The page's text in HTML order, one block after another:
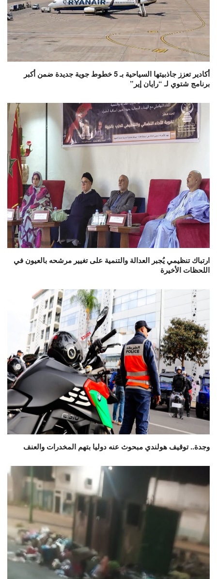
أكادير تعزز جاذبيتها السياحية بـ 5 خطوط جوية جديدة ضمن أكبر
برنامج شتوي لـ “رايان إير”
ارتباك تنظيمي يُجبر العدالة والتنمية على تغيير مرشحه بالعيون في
اللحظات الأخيرة
وجدة.. توقيف هولندي مبحوث عنه دوليا بتهم المخدرات والعنف